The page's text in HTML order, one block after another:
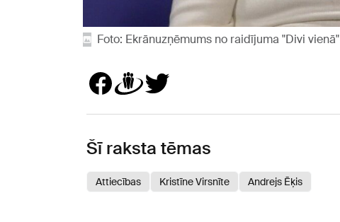
Foto: Ekrānuzņēmums no raidījuma "Divi vienā"
Šī raksta tēmas
Attiecības Kristīne Virsnīte Andrejs Ēķis